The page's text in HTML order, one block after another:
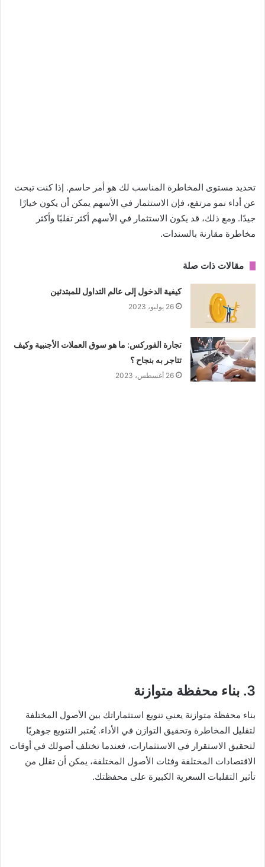
تحديد مستوى المخاطرة المناسب لك هو أمر حاسم. إذا كنت تبحث
عن أداء نمو مرتفع، فإن الاستثمار في الأسهم يمكن أن يكون خيارًا
جيدًا. ومع ذلك، قد يكون الاستثمار في الأسهم أكثر تقلبًا وأكثر
مخاطرة مقارنة بالسندات.
مقالات ذات صلة
كيفية الدخول إلى عالم التداول للمبتدئين
26 يوليو، 2023
تجارة الفوركس: ما هو سوق العملات الأجنبية وكيف
تتاجر به بنجاح ؟
26 أغسطس، 2023
3. بناء محفظة متوازنة
بناء محفظة متوازنة يعني تنويع استثماراتك بين الأصول المختلفة
لتقليل المخاطرة وتحقيق التوازن في الأداء. يُعتبر التنويع جوهريًا
لتحقيق الاستقرار في الاستثمارات، فعندما تختلف أصولك في أوقات
الاقتصادات المختلفة وفئات الأصول المختلفة، يمكن أن تقلل من
تأثير التقلبات السعرية الكبيرة على محفظتك.